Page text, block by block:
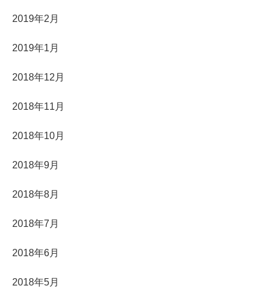
2019年2月
2019年1月
2018年12月
2018年11月
2018年10月
2018年9月
2018年8月
2018年7月
2018年6月
2018年5月